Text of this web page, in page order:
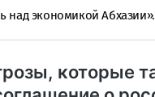
над экономикой Абхазии».